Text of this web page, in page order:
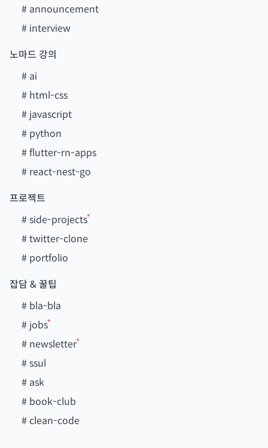
# announcement
# interview
노마드 강의
# ai
# html-css
# javascript
# python
#flutter-rn-apps
# react-nest-go
프로젝트
#side-projects
#twitter-clone
# portfolio
잡담 & 꿀팁
# bla-bla
# jobs
# newsletter
#ssul
# ask
# book-club
#clean-code